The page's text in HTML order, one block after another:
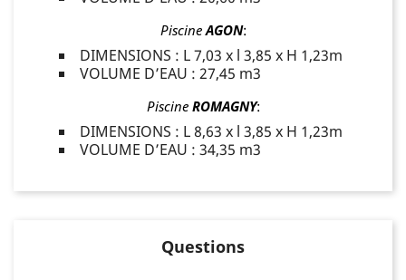
PiscineAGON:
DIMENSIONS : L 7,03 x l 3,85 x H 1,23m
VOLUME D’EAU : 27,45 m3
Piscine ROMAGNY:
DIMENSIONS : L 8,63 x l 3,85 x H 1,23m
VOLUME D’EAU : 34,35 m3
Questions